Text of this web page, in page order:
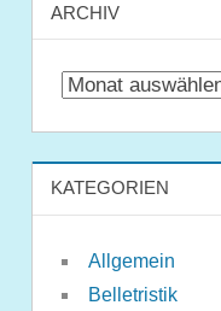
ARCHIV
Archiv
KATEGORIEN
Allgemein
Belletristik